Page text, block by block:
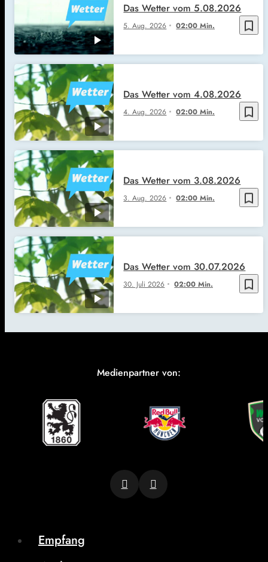
bookmark_border
5. Aug. 2026 02:00 Min.
Das Wetter vom 5.08.2026
bookmark_border
4. Aug. 2026 02:00 Min.
Das Wetter vom 4.08.2026
bookmark_border
3. Aug. 2026 02:00 Min.
Das Wetter vom 3.08.2026
bookmark_border
30. Juli 2026 02:00 Min.
Das Wetter vom 30.07.2026
Medienpartner von:
Empfang